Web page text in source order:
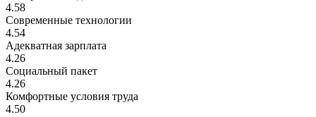
4.58
Современные технологии
4.54
Адекватная зарплата
4.26
Социальный пакет
4.26
Комфортные условия труда
4.50